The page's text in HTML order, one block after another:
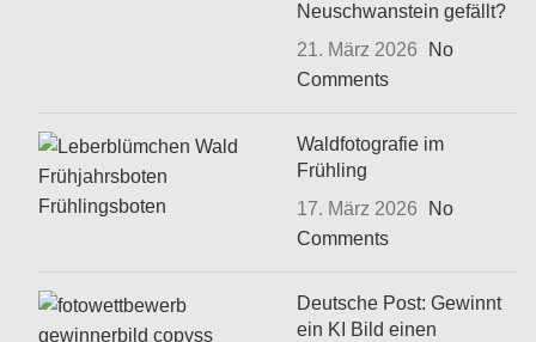
Neuschwanstein gefällt?
21. März 2026
No
Comments
Waldfotografie im
Frühling
17. März 2026
No
Comments
Deutsche Post: Gewinnt
ein KI Bild einen